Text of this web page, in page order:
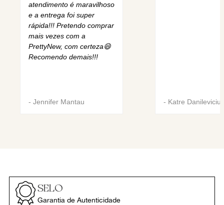
atendimento é maravilhoso
e a entrega foi super
rápida!!! Pretendo comprar
mais vezes com a
PrettyNew, com certeza😄
Recomendo demais!!!
- Jennifer Mantau - Katre Danilevicius
SELO
Garantia de Autenticidade